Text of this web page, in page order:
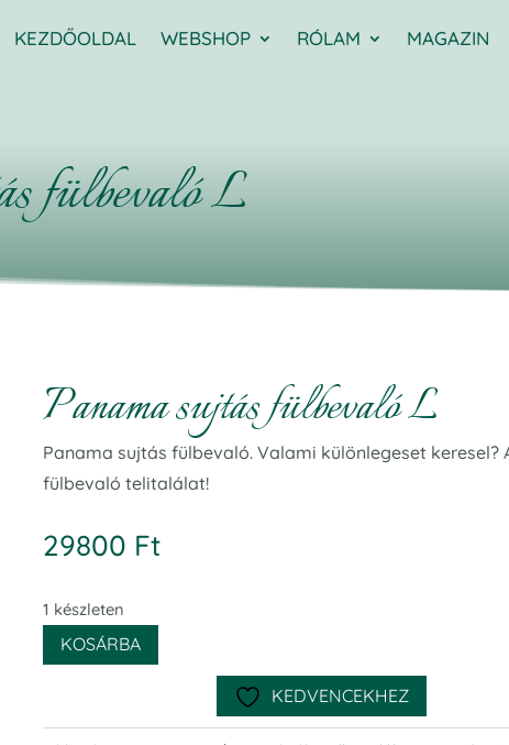
KEZDŐOLDAL WEBSHOP RÓLAM MAGAZIN
fülbevaló L
Panama sujtás fülbevaló L
Panama sujtás fülbevaló. Valami különlegeset keresel?
fülbevaló telitalálat!
29800 Ft
1 készleten
KOSÁRBA
KEDVENCEKHEZ